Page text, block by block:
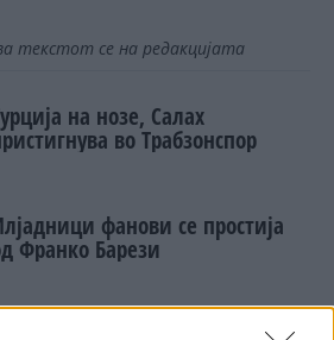
текстот се на редакцијата
на нозе, Салах
во Трабзонспор
фанови се простија
Франко Барези